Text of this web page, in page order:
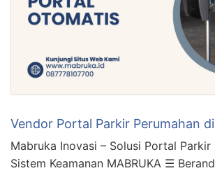
Vendor Portal Parkir Perumahan
Mabruka Inovasi – Solusi Portal Parkir
Sistem Keamanan MABRUKA ☰